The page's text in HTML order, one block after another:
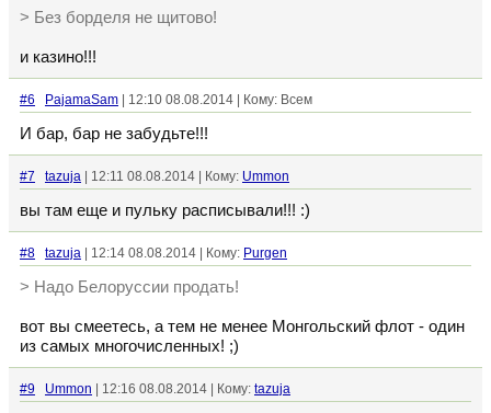
> Без борделя не щитово!
и казино!!!
#6 PajamaSam | 12:10 08.08.2014 | Кому: Всем
И бар, бар не забудьте!!!
#7 tazuja | 12:11 08.08.2014 | Кому: Ummon
вы там еще и пульку расписывали!!! :)
#8 tazuja | 12:14 08.08.2014 | Кому: Purgen
> Надо Белоруссии продать!
вот вы смеетесь, а тем не менее Монгольский флот - один
из самых многочисленных! ;)
#9 Ummon | 12:16 08.08.2014 | Кому: tazuja